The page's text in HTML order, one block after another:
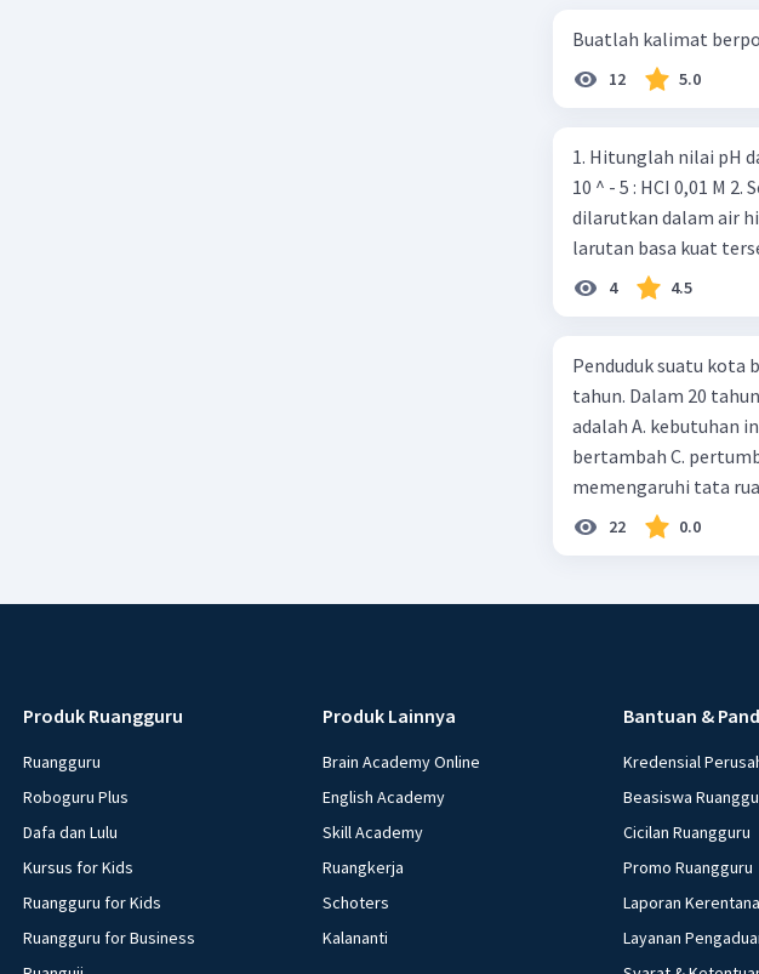
Buatlah kalimat
12 5.0
1. Hitunglah nilai pH dari larutan
10 ^ - 5 : HCI 0,01 M 2. Sebanyak 0,37 gram Ca(OH)2 (Ar Ca = 40 O-16, H = 1 )
dilarutkan dalam air
larutan basa kuat
4 4.5
Penduduk suatu kota
tahun. Dalam 20
adalah A. kebutuhan
bertambah C.
memengaruhi tata
22 0.0
Produk Ruangguru
Ruangguru
Roboguru Plus
Dafa dan Lulu
Kursus for Kids
Ruangguru for Kids
Ruangguru for Business
Produk Lainnya
Brain Academy Online
English Academy
Skill Academy
Ruangkerja
Schoters
Kalananti
Bantuan &
Kredensial
Beasiswa
Cicilan Ruangguru
Promo Ruangguru
Laporan
Layanan